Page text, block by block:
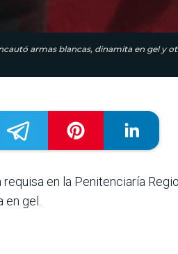
armas blancas, dinamita en gel y
requisa en la Penitenciaría
gel.